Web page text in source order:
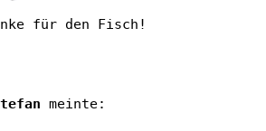
für den Fisch!
meinte: